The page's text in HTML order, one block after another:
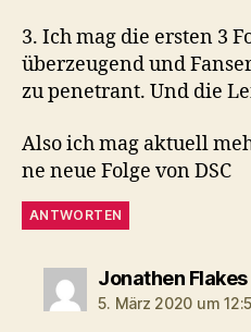
3. Ich mag die ersten 3
überzeugend und
zu penetrant. Und die
Also ich mag aktuell
ne neue Folge von DSC
ANTWORTEN
Jonathen Flakes
5. März 2020 um